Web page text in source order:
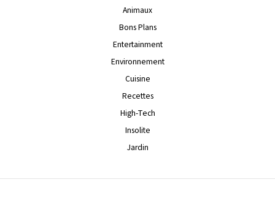
Animaux
Bons Plans
Entertainment
Environnement
Cuisine
Recettes
High-Tech
Insolite
Jardin